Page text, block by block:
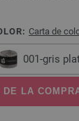
Carta de
001-gris
LA